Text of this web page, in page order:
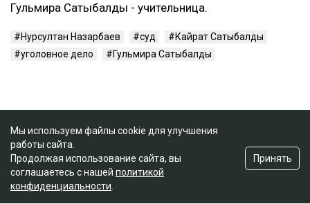
Гульмира Сатыбалды - учительница.
Нурсултан Назарбаев суд
Кайрат Сатыбалды
уголовное дело
Гульмира Сатыбалды
Мы используем файлы cookie для улучшения
работы сайта.
Продолжая использование сайта, вы
соглашаетесь с нашей политикой
конфиденциальности
Принять